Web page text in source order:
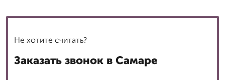
Не хотите считать?
Заказать звонок в Самаре